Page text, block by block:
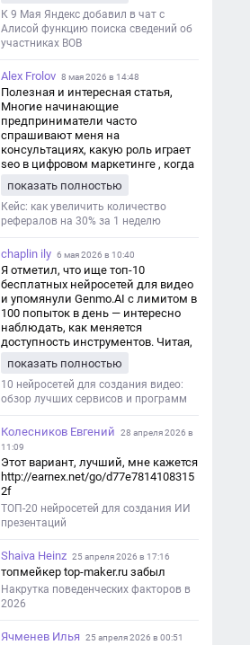
К 9 Мая Яндекс добавил в чат с
Алисой функцию поиска сведений об
участниках ВОВ
Alex Frolov 8 мая 2026 в 14:48
Полезная и интересная статья,
Многие начинающие
предприниматели часто
спрашивают меня на
консультациях, какую роль играет
seo в цифровом маркетинге , когда
обсуждаем их проект:
https://aseotop.com/kakuyu-rol-igraet-
seo-v-czifrovom-marketinge/
показать полностью
Кейс: как увеличить количество
рефералов на 30% за 1 неделю
chaplin ily 6 мая 2026 в 10:40
Я отметил, что ище топ-10
бесплатных нейросетей для видео
и упомянули Genmo.AI с лимитом в
100 попыток в день — интересно
наблюдать, как меняется
доступность инструментов. Читая,
с короткими клипами в телеграм-
каналах YAGLA и Kokoc Group. Flux 2
показать полностью
10 нейросетей для создания видео:
обзор лучших сервисов и программ
Колесников Евгений
28 апреля 2026 в
11:09
Этот вариант, лучший, мне кажется
http://earnex.net/go/d77e7814108315
2f
ТОП-20 нейросетей для создания ИИ
презентаций
Shaiva Heinz 25 апреля 2026 в 17:16
топмейкер top-maker.ru забыл
Накрутка поведенческих факторов в
2026
Ячменев Илья 25 апреля 2026 в 00:51